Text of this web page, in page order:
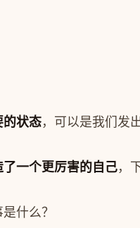
的状态，可以是我们发
了一个更厉害的自己，
什么？